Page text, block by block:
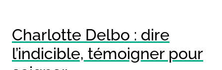
Charlotte Delbo : dire
l’indicible, témoigner pour